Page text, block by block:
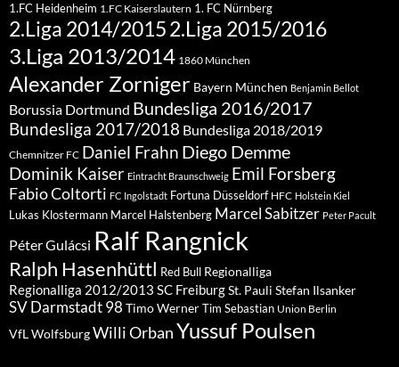
1.FC Heidenheim 1.FC Kaiserslautern 1. FC Nürnberg
2.Liga 2014/20152.Liga 2015/2016
3.Liga 2013/2014 1860 München
Alexander Zorniger Bayern München Benjamin Bellot
Borussia Dortmund Bundesliga 2016/2017
Bundesliga 2017/2018 Bundesliga 2018/2019
Chemnitzer FC Daniel Frahn Diego Demme
Dominik Kaiser Eintracht Braunschweig Emil Forsberg
Fabio Coltorti FC Ingolstadt Fortuna Düsseldorf HFC Holstein Kiel
Lukas Klostermann Marcel Halstenberg Marcel Sabitzer Peter Pacult
Péter Gulácsi Ralf Rangnick
Ralph Hasenhüttl Red Bull Regionalliga
Regionalliga 2012/2013 SC FreiburgSt. Pauli Stefan Ilsanker
SV Darmstadt 98 Timo WernerTim Sebastian Union Berlin
VfL WolfsburgWilli OrbanYussuf Poulsen